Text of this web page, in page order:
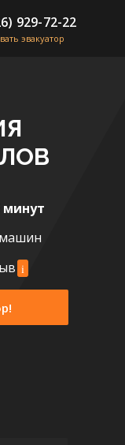
929-72-22
эвакуатор
минут
i